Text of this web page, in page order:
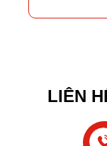
LIÊN